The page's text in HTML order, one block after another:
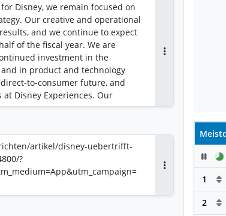
Disney, we remain focused on
Our creative and operational
and we continue to expect
of the fiscal year. We are
investment in the
in product and technology
direct-to-consumer future, and
Disney Experiences. Our
modestly exceeded our prior
growth was the primary
increased 7% for the second
in Q2 fiscal 2025. Income
$3.4 billion from $3.1 billion in
income (1) increased 4% to
2025. Diluted earnings per
$1.81 in Q2 fiscal 2025. Adjusted
fiscal 2025. Fiscal 2026
artikel/disney-uebertrifft-
?
1
2